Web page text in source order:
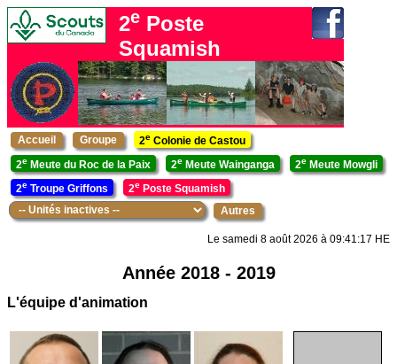
2e Poste
Squamish
Accueil Groupe 2e Colonie de Castou
2e Meute du Roc de la Paix 2e Meute Wainganga 2e Meute Mowgli
2e Troupe Griffons 2e Poste Squamish
Autres
Le samedi 8 août 2026 à 09:41:17 HE
Année 2018 - 2019
L'équipe d'animation